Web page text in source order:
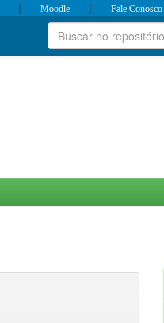
| Moodle | Fale Conosco